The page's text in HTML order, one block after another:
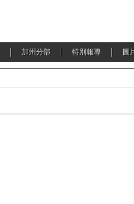
加州分部 特別報導 圖